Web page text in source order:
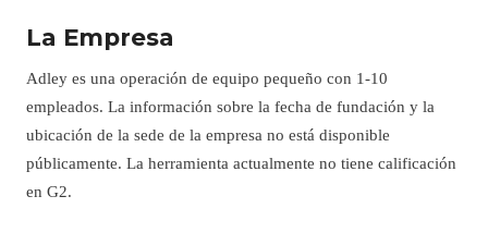
La Empresa
Adley es una operación de equipo pequeño con 1-10
empleados. La información sobre la fecha de fundación y la
ubicación de la sede de la empresa no está disponible
públicamente. La herramienta actualmente no tiene calificación
en G2.